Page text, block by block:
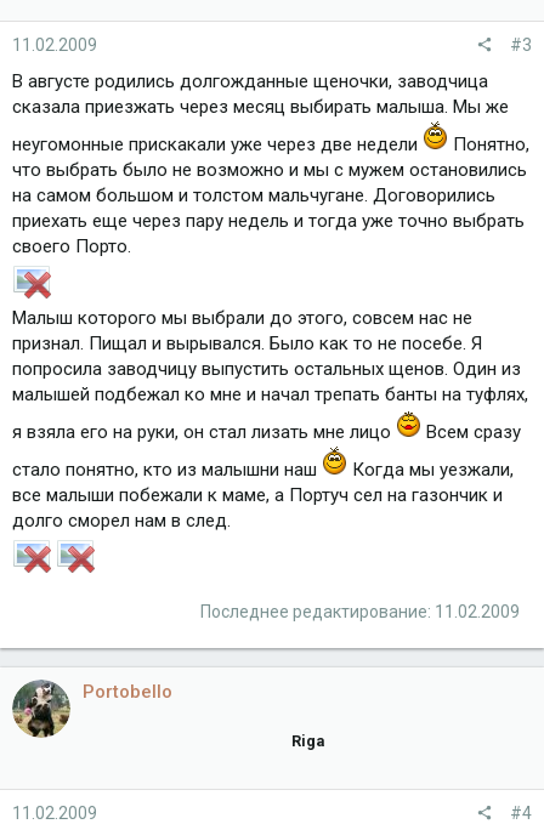
11.02.2009 #3
В августе родились долгожданные щеночки, заводчица
сказала приезжать через месяц выбирать малыша. Мы же
неугомонные прискакали уже через две недели
Понятно,
что выбрать было не возможно и мы с мужем остановились
на самом большом и толстом мальчугане. Договорились
приехать еще через пару недель и тогда уже точно выбрать
своего Порто.
Малыш которого мы выбрали до этого, совсем нас не
признал. Пищал и вырывался. Было как то не посебе. Я
попросила заводчицу выпустить остальных щенов. Один из
малышей подбежал ко мне и начал трепать банты на туфлях,
я взяла его на руки, он стал лизать мне лицо
Всем сразу
стало понятно, кто из малышни наш
Когда мы уезжали,
все малыши побежали к маме, а Портуч сел на газончик и
долго сморел нам в след.
Последнее редактирование: 11.02.2009
Portobello
Riga
11.02.2009 #4